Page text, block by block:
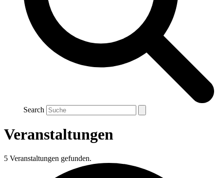
Search
Veranstaltungen
5 Veranstaltungen gefunden.